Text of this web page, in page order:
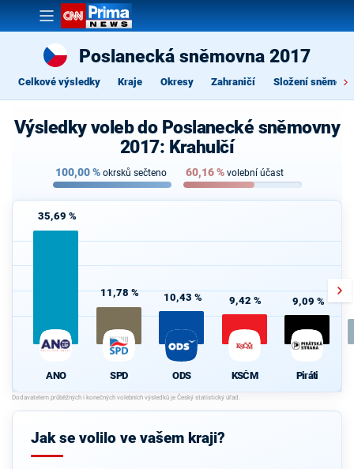
Poslanecká sněmovna 2017
Celkové výsledky Kraje Okresy Zahraničí Složení
Výsledky voleb do Poslanecké sněmovny
2017: Krahulčí
100,00% okrsků sečteno 60,16% volební účast
35,69 %
ANO
11,78 %
SPD
10,43 %
ODS
9,42 %
KSČM
9,09 %
Piráti
Jak se volilo ve vašem kraji?